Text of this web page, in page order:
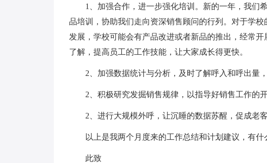
1、加强合作，进一步强化培训。新的一年，我们
品培训，协助我们走向资深销售顾问的行列。对于学
发展，学校可能会有产品改进或者新品的推出，经常
了解，提高员工的工作技能，让大家成长得更快。
2、加强数据统计与分析，及时了解呼入和呼出量
2、积极研究发掘销售规律，以指导好销售工作的
2、进行大规模外呼，让沉睡的数据苏醒，促成老
以上是我两个月度来的工作总结和计划建议，有什
此致